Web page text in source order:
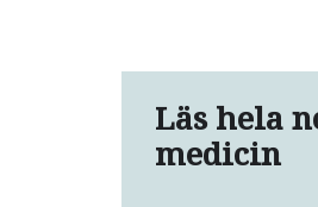
Läs hela
medicin